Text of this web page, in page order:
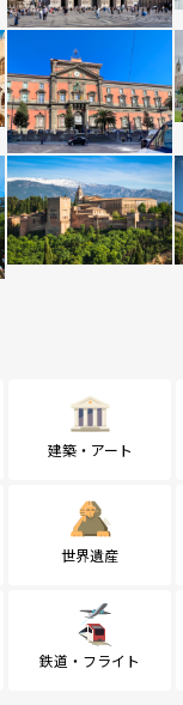
建築・アート
世界遺産
鉄道・フライト